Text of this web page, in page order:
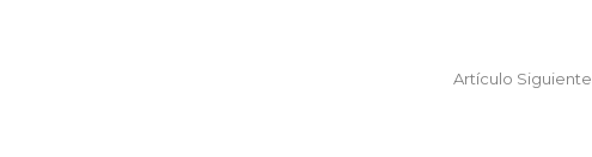
Artículo Siguiente